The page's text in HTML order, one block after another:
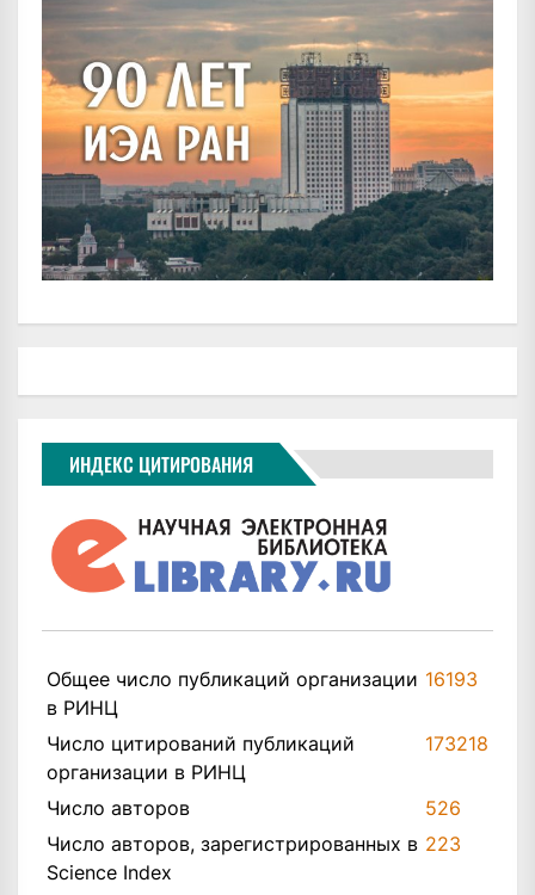
ИНДЕКС ЦИТИРОВАНИЯ
Общее число публикаций организации
в РИНЦ
16193
Число цитирований публикаций
организации в РИНЦ
173218
Число авторов
526
Число авторов, зарегистрированных в
Science Index
223